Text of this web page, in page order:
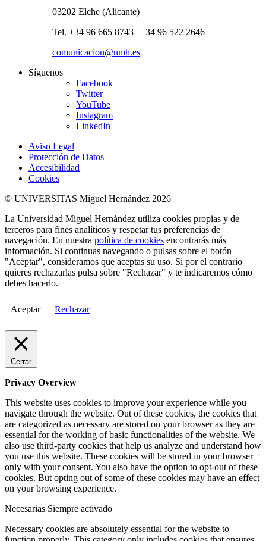
03202 Elche (Alicante)
Tel. +34 96 665 8743 | +34 96 522 2646
comunicacion@umh.es
Síguenos
Facebook
Twitter
YouTube
Instagram
LinkedIn
Aviso Legal
Protección de Datos
Accesibilidad
Cookies
© UNIVERSITAS Miguel Hernández 2026
La Universidad Miguel Hernández utiliza cookies propias y de
terceros para fines analíticos y respetar tus preferencias de
navegación. En nuestra política de cookies encontrarás más
información. Si continuas navegando o pulsas sobre el botón
"Aceptar", consideramos que aceptas su uso. Si por el contrario
quieres rechazarlas pulsa sobre "Rechazar" y te indicaremos cómo
debes hacerlo.
Aceptar Rechazar
Cerrar
Privacy Overview
This website uses cookies to improve your experience while you
navigate through the website. Out of these cookies, the cookies that
are categorized as necessary are stored on your browser as they are
essential for the working of basic functionalities of the website. We
also use third-party cookies that help us analyze and understand how
you use this website. These cookies will be stored in your browser
only with your consent. You also have the option to opt-out of these
cookies. But opting out of some of these cookies may have an effect
on your browsing experience.
Necesarias Siempre activado
Necessary cookies are absolutely essential for the website to